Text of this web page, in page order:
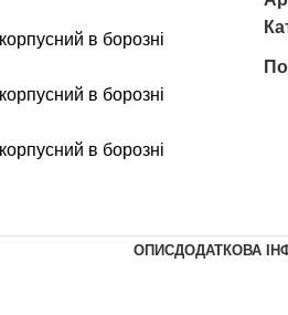
ОПИСДОДАТКОВА